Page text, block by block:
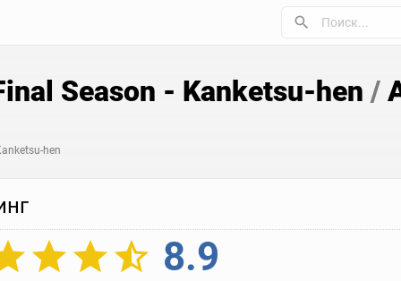
Season - Kanketsu-hen /
hen
8.9